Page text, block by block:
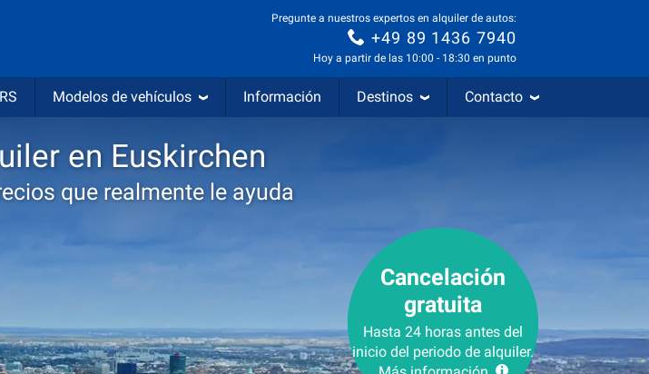
Pregunte a nuestros expertos en alquiler de autos:
+49 89 1436 7940
Hoy a partir de las 10:00 - 18:30 en punto
Modelos de vehículos Información Destinos Contacto
en Euskirchen
que realmente le ayuda
Cancelación
gratuita
Hasta 24 horas antes del
inicio del periodo de alquiler.